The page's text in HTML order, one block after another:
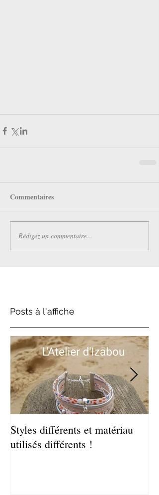
Commentaires
Rédigez un commentaire...
Posts à l'affiche
Styles différents et matériau
utilisés différents !